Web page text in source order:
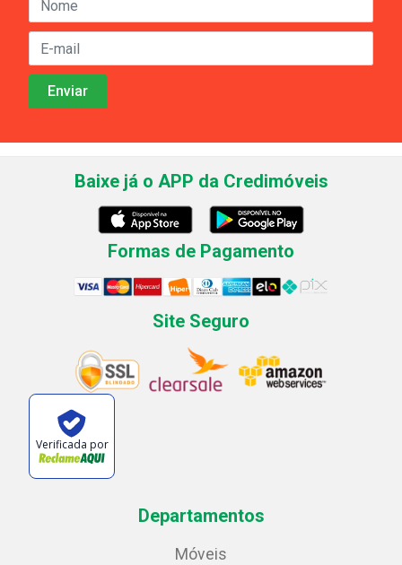
Baixe já o APP da Credimóveis
Formas de Pagamento
Site Seguro
Verificada por
Departamentos
Móveis